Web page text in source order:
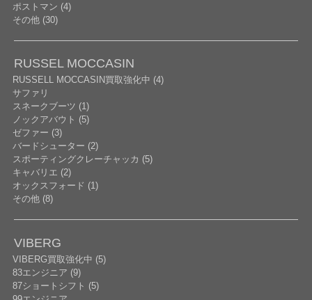
ポストマン (4)
その他 (30)
RUSSEL MOCCASIN
RUSSELL MOCCASIN買取強化中 (4)
サファリ
スネークブーツ (1)
ノックアバウト (5)
ゼファー (3)
バードシューター (2)
スポーティングクレーチャッカ (5)
キャバリエ (2)
オックスフォード (1)
その他 (8)
VIBERG
VIBERG買取強化中 (5)
83エンジニア (9)
87ショートシフト (5)